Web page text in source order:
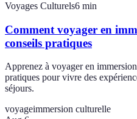
Voyages Culturels6 min
Comment voyager en
conseils pratiques
Apprenez à voyager en
pratiques pour vivre des
séjours.
voyageimmersion culturelle